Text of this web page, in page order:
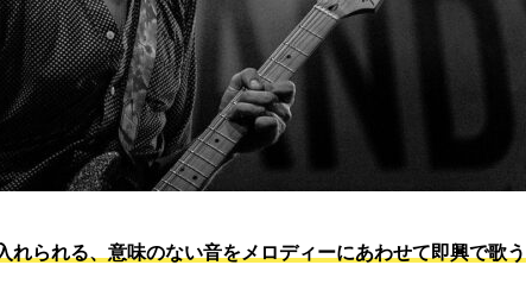
れられる、意味のない音をメロディーにあわせて即興で歌う